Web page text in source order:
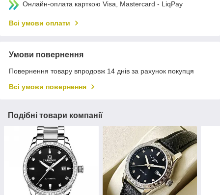
Онлайн-оплата карткою Visa, Mastercard - LiqPay
Всі умови оплати
Умови повернення
Повернення товару впродовж 14 днів за рахунок покупця
Всі умови повернення
Подібні товари компанії